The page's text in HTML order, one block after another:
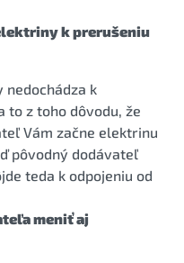
k prerušeniu
k
to z toho dôvodu, že
Vám začne elektrinu
pôvodný dodávateľ
teda k odpojeniu od
meniť aj